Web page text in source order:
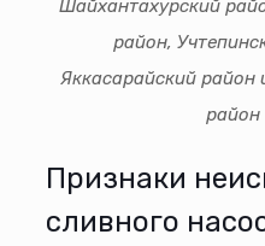
Шайхантахурский
район,
Яккасарайский район
район
Признаки
сливного